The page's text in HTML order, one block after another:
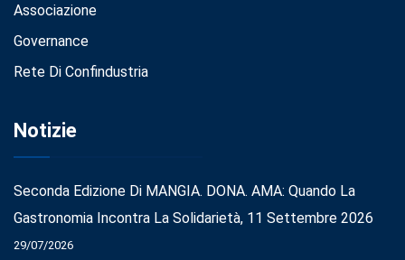
Associazione
Governance
Rete Di Confindustria
Notizie
Seconda Edizione Di MANGIA. DONA. AMA: Quando La
Gastronomia Incontra La Solidarietà, 11 Settembre 2026
29/07/2026